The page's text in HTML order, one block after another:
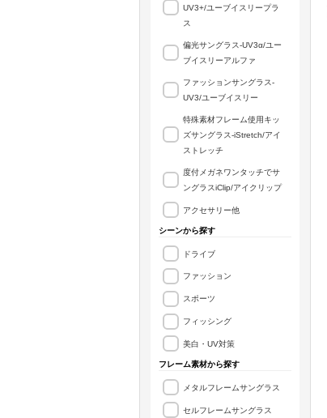
UV3+/ユーブイスリープラ
ス
偏光サングラス-UV3α/ユー
ブイスリーアルファ
ファッションサングラス-
UV3/ユーブイスリー
特殊素材フレーム使用キッ
ズサングラス-iStretch/アイ
ストレッチ
度付メガネワンタッチでサ
ングラスiClip/アイクリップ
アクセサリー他
シーンから探す
ドライブ
ファッション
スポーツ
フィッシング
美白・UV対策
フレーム素材から探す
メタルフレームサングラス
セルフレームサングラス